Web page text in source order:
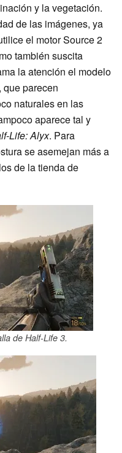
y la vegetación.
de las imágenes, ya
el motor Source 2
también suscita
la atención el modelo
que parecen
naturales en las
aparece tal y
Life: Alyx. Para
se asemejan más a
de la tienda de
de Half-Life 3.